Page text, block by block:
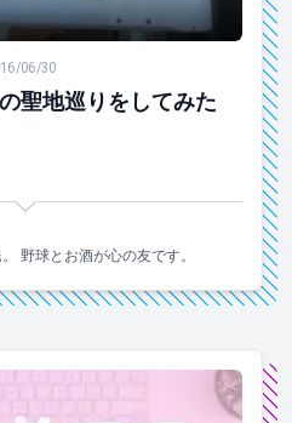
06/30
聖地巡りをしてみた
野球とお酒が心の友です。